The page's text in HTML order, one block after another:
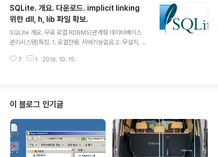
(상세보기 -> http://igotit.tistory.com/1022 ) , 아래
와 같은예(MSSQL Server로 만든 뷰) VIEW는 생성하지
못한다. ///1021
SQLite. 개요. 다운로드. implicit linking
위한 dll, h, lib 파일 확보.
SQLite 개요. 무료 로컬 RDBMS(관계형 데이터베이스
관리시스템)특징. 1. 로컬전용. 서버기능없음.2. 무설치, D
ite 포함된 응용프로그램 배포편리.- DB백업등 관리편리.
Implicit Linking 위한 파일 3개 확보. 처리사항 개요. SQ
Lite 를 응용프로젝트에서 DLL 형식으로 활용시 Implicit
Linking 방식(상세 : http://igotit.tistory.com/471 ) 으
로 DLL 사용..
7 1 2016. 10. 15.
이 블로그 인기글